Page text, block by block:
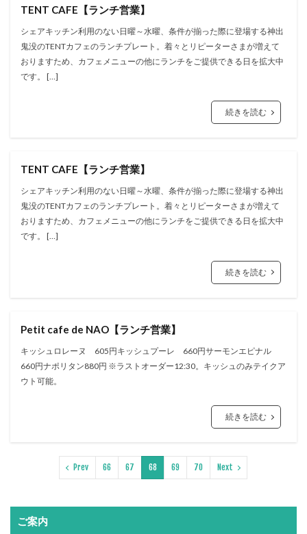
TENT CAFE【ランチ営業】
シェアキッチン利用のない日曜～水曜、条件が揃った際に登場する神出
鬼没のTENTカフェのランチプレート。着々とリピーターさまが増えて
おりますため、カフェメニューの他にランチをご提供できる日を拡大中
です。 […]
続きを読む
TENT CAFE【ランチ営業】
シェアキッチン利用のない日曜～水曜、条件が揃った際に登場する神出
鬼没のTENTカフェのランチプレート。着々とリピーターさまが増えて
おりますため、カフェメニューの他にランチをご提供できる日を拡大中
です。 […]
続きを読む
Petit cafe de NAO【ランチ営業】
キッシュロレーヌ 605円キッシュプーレ 660円サーモンエピナル
660円ナポリタン880円 ※ラストオーダー12:30。キッシュのみテイクア
ウト可能。
続きを読む
Prev 66 67 68 69 70 Next
ご案内